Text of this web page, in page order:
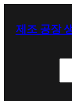
제조 공장